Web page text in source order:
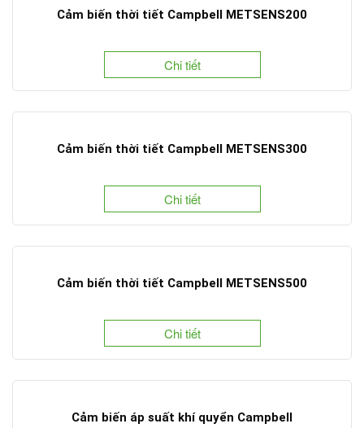
Cảm biến thời tiết Campbell METSENS200
Chi tiết
Cảm biến thời tiết Campbell METSENS300
Chi tiết
Cảm biến thời tiết Campbell METSENS500
Chi tiết
Cảm biến áp suất khí quyển Campbell